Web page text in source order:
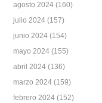
agosto 2024 (160)
julio 2024 (157)
junio 2024 (154)
mayo 2024 (155)
abril 2024 (136)
marzo 2024 (159)
febrero 2024 (152)